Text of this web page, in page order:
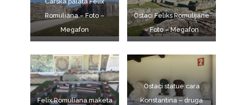
Romuliana – Foto –
Megafon
Ostaci Feliks Romulijane
– Foto – Megafon
Felix Romuliana maketa
Ostaci statue cara
Konstantina – druga